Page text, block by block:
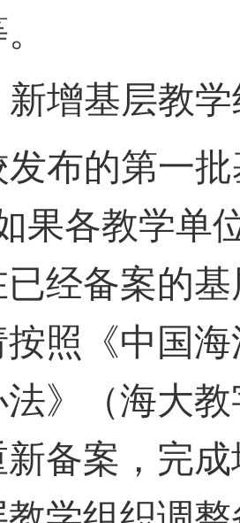
新增基层教
发布的第一
果各教学单
经备案的
照
《中国
》（海大
备案，完